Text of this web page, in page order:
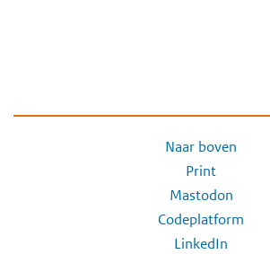
Naar boven
Print
Mastodon
Codeplatform
LinkedIn